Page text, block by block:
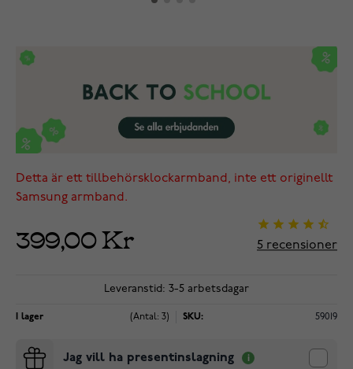
Detta är ett tillbehörsklockarmband, inte ett originellt
Samsung armband.
399,00 Kr 5 recensioner
Leveranstid: 3-5 arbetsdagar
I lager (Antal: 3) SKU: 59019
Jag vill ha presentinslagning